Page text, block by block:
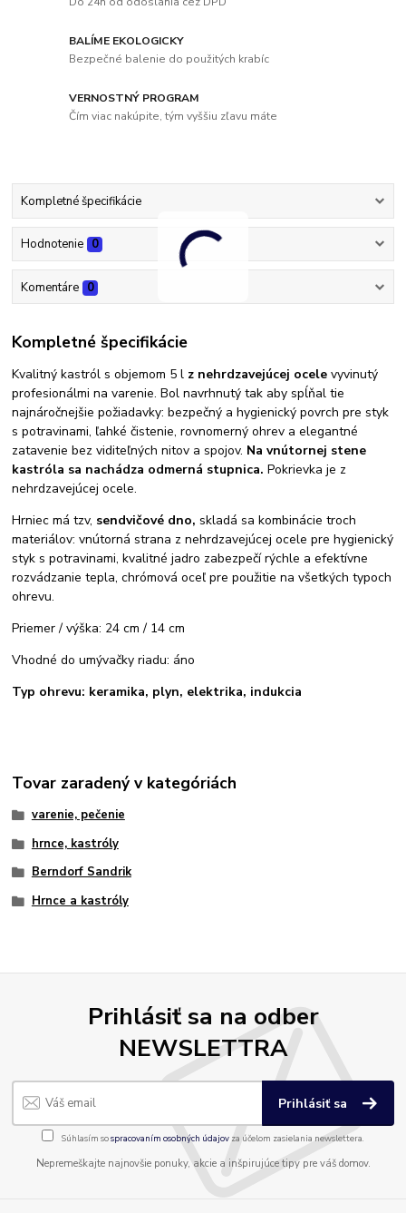
BALÍME EKOLOGICKY
Bezpečné balenie do použitých krabíc
VERNOSTNÝ PROGRAM
Čím viac nakúpite, tým vyššiu zľavu máte
Kompletné špecifikácie
Hodnotenie 0
Komentáre 0
Kompletné špecifikácie
Kvalitný kastról s objemom 5 l z nehrdzavejúcej ocele vyvinutý
profesionálmi na varenie. Bol navrhnutý tak aby spĺňal tie
najnáročnejšie požiadavky: bezpečný a hygienický povrch pre styk
s potravinami, ľahké čistenie, rovnomerný ohrev a elegantné
zatavenie bez viditeľných nitov a spojov. Na vnútornej stene
kastróla sa nachádza odmerná stupnica. Pokrievka je z
nehrdzavejúcej ocele.
Hrniec má tzv, sendvičové dno,skladá sa kombinácie troch
materiálov: vnútorná strana z nehrdzavejúcej ocele pre hygienický
styk s potravinami, kvalitné jadro zabezpečí rýchle a efektívne
rozvádzanie tepla, chrómová oceľ pre použitie na všetkých typoch
ohrevu.
Priemer / výška: 24 cm / 14 cm
Vhodné do umývačky riadu: áno
Typ ohrevu: keramika, plyn, elektrika, indukcia
Tovar zaradený v kategóriách
varenie, pečenie
hrnce, kastróly
Berndorf Sandrik
Hrnce a kastróly
Prihlásiť sa na odber
NEWSLETTRA
Prihlásiť sa
Súhlasím sospracovaním osobných údajov za účelom zasielania newslettera.
Nepremeškajte najnovšie ponuky, akcie a inšpirujúce tipy pre váš domov.